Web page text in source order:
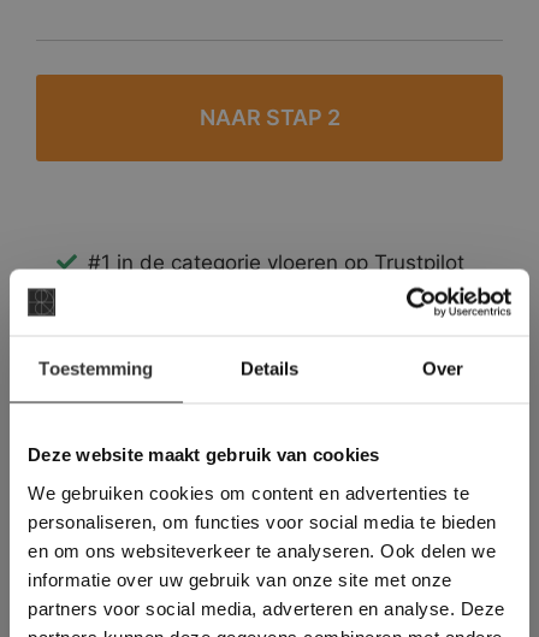
Toestemming Details Over
Deze website maakt gebruik van cookies
We gebruiken cookies om content en advertenties te
personaliseren, om functies voor social media te bieden
en om ons websiteverkeer te analyseren. Ook delen we
informatie over uw gebruik van onze site met onze
partners voor social media, adverteren en analyse. Deze
#1 in de categorie vloeren op Trustpilot
Binnen 24 uur een passende offerte
Meer dan 500 m2 showroom
Deze website maakt
gebruik van cookies.
This Cookie Banner was deleted and is no
longer working. Please contact the website
administrator.
Deze website gebruikt cookies om de
gebruikerservaring te verbeteren. Door
gebruik te maken van onze website geeft u
toestemming voor alle cookies in
overeenstemming met ons cookiebeleid.Lees
verder